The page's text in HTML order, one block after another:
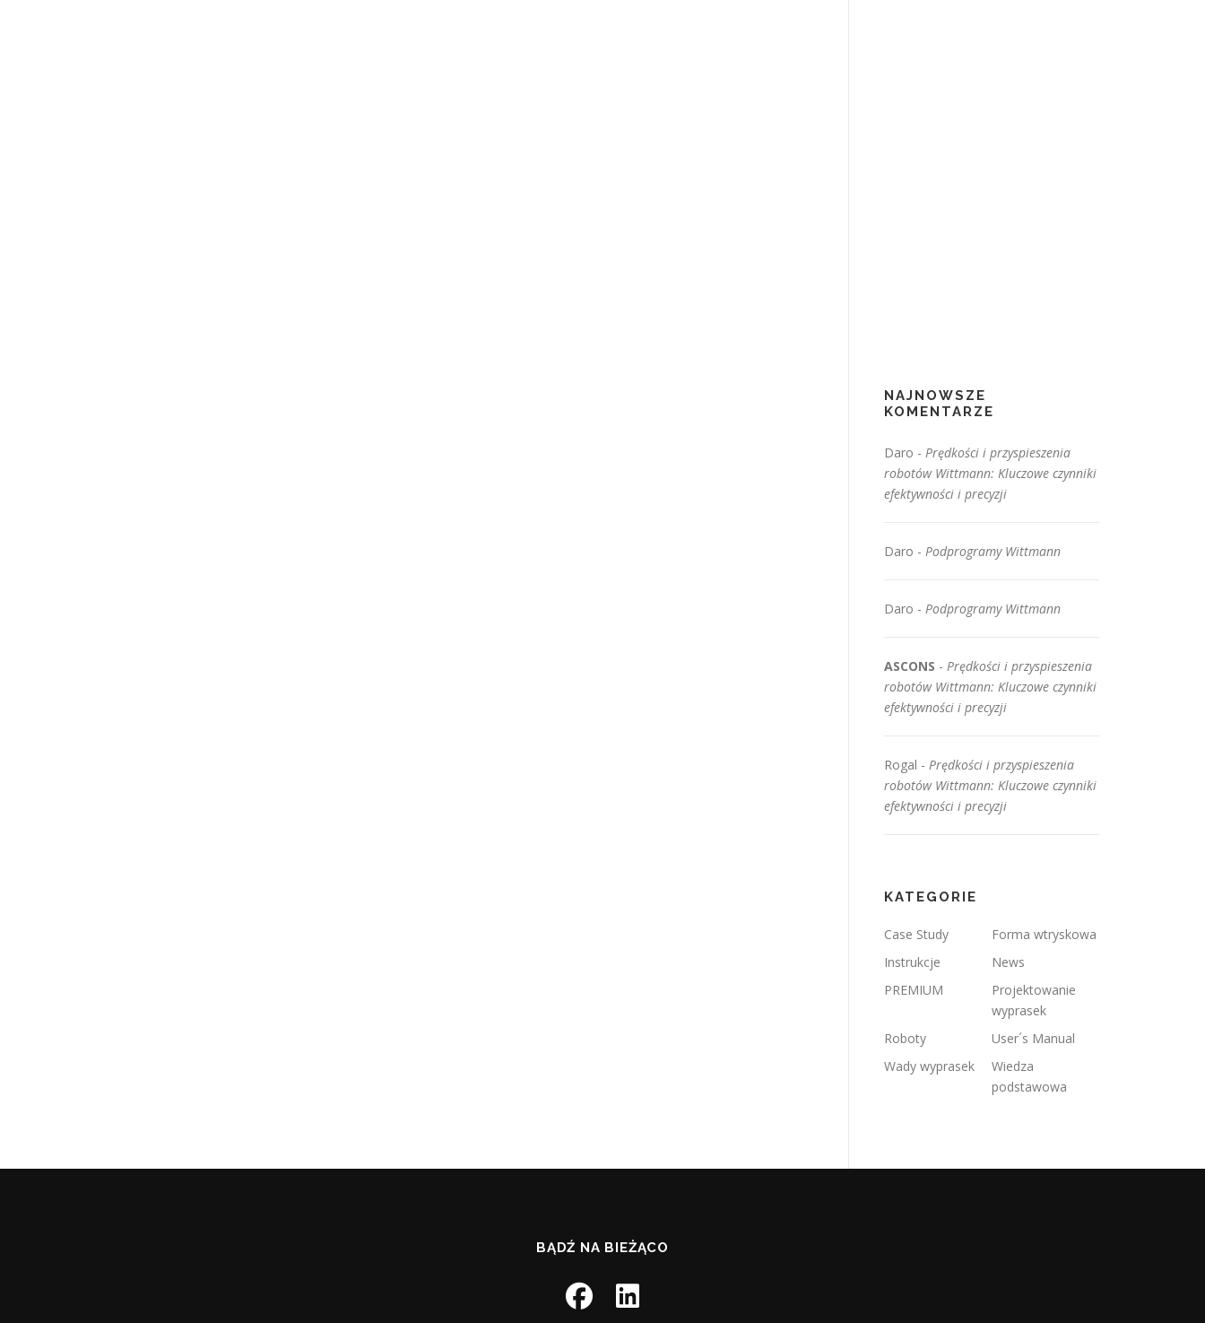
NAJNOWSZE
KOMENTARZE
Daro - Prędkości i przyspieszenia
robotów Wittmann: Kluczowe czynniki
efektywności i precyzji
Daro - Podprogramy Wittmann
Daro - Podprogramy Wittmann
ASCONS - Prędkości i przyspieszenia
robotów Wittmann: Kluczowe czynniki
efektywności i precyzji
Rogal - Prędkości i przyspieszenia
robotów Wittmann: Kluczowe czynniki
efektywności i precyzji
KATEGORIE
Case Study
Forma wtryskowa
Instrukcje
News
PREMIUM
Projektowanie
wyprasek
Roboty
User´s Manual
Wady wyprasek
Wiedza
podstawowa
BĄDŹ NA BIEŻĄCO